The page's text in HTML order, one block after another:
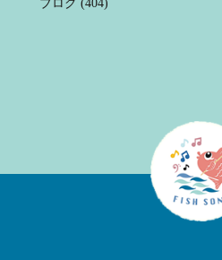
ブログ(404)